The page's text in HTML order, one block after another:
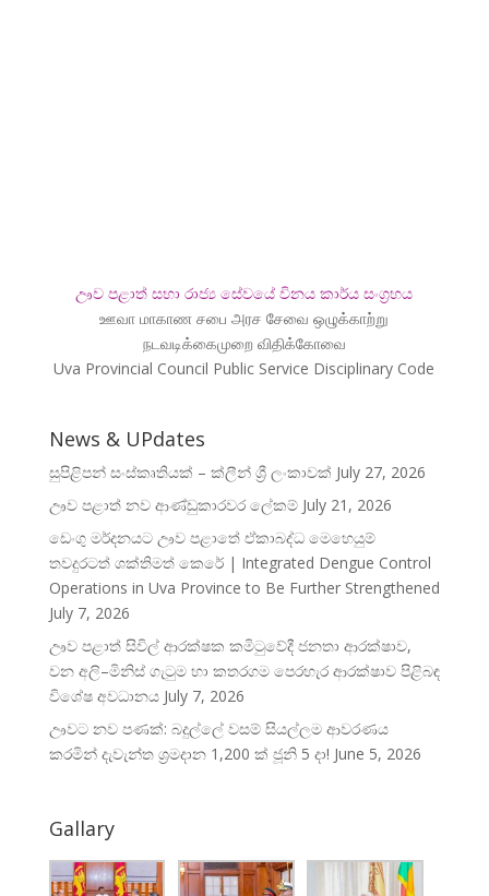
ඌව පළාත් සභා රාජ්‍ය සේවයේ විනය කාර්ය සංග්‍රහය
ஊவா மாகாண சபை அரச சேவை ஒழுக்காற்று
நடவடிக்கைமுறை விதிக்கோவை
Uva Provincial Council Public Service Disciplinary Code
News & UPdates
සුපිළිපන් සංස්කෘතියක් – ක්ලීන් ශ්‍රී ලංකාවක් July 27, 2026
ඌව පළාත් නව ආණ්ඩුකාරවර ලේකම් July 21, 2026
ඩෙංගු මර්දනයට ඌව පළාතේ ඒකාබද්ධ මෙහෙයුම්
තවදුරටත් ශක්තිමත් කෙරේ | Integrated Dengue Control
Operations in Uva Province to Be Further Strengthened
July 7, 2026
ඌව පළාත් සිවිල් ආරක්ෂක කමිටුවේදී ජනතා ආරක්ෂාව,
වන අලි–මිනිස් ගැටුම හා කතරගම පෙරහැර ආරක්ෂාව පිළිබඳ
විශේෂ අවධානය July 7, 2026
ඌවට නව පණක්: බදුල්ලේ වසම් සියල්ලම ආවරණය
කරමින් දැවැන්ත ශ්‍රමදාන 1,200 ක් ජූනි 5 දා! June 5, 2026
Gallary